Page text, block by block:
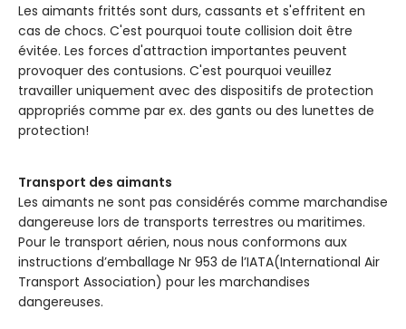
Les aimants frittés sont durs, cassants et s'effritent en
cas de chocs. C'est pourquoi toute collision doit être
évitée. Les forces d'attraction importantes peuvent
provoquer des contusions. C'est pourquoi veuillez
travailler uniquement avec des dispositifs de protection
appropriés comme par ex. des gants ou des lunettes de
protection!
Transport des aimants
Les aimants ne sont pas considérés comme marchandise
dangereuse lors de transports terrestres ou maritimes.
Pour le transport aérien, nous nous conformons aux
instructions d’emballage Nr 953 de l’IATA(International Air
Transport Association) pour les marchandises
dangereuses.